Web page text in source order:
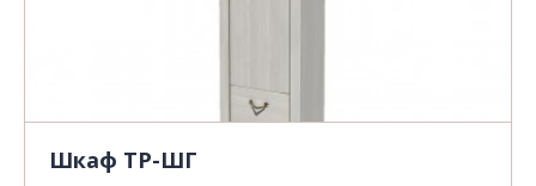
Шкаф ТР-ШГ